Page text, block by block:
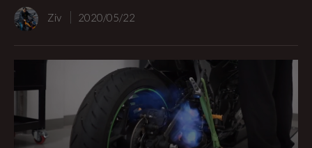
Ziv 2020/05/22